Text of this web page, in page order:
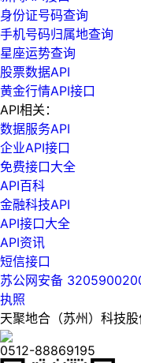
身份证号码查询
手机号码归属地查询
星座运势查询
股票数据API
黄金行情API接口
API相关：
数据服务API
企业API接口
免费接口大全
API百科
金融科技API
API接口大全
API资讯
短信接口
苏公网安备
执照
天聚地合（苏州）科技
0512-88869195